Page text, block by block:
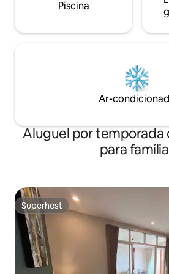
Piscina
Ar-
Aluguel por temporada
para
Superhost
Superhost